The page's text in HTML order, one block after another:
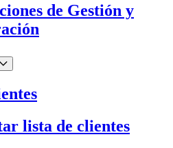
de Gestión y
lista de clientes